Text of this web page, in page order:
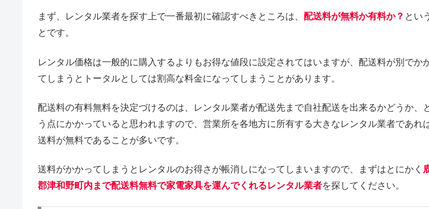
まず、レンタル業者を探す上で一番最初に確認すべきところは、 配送料が無料か有料か？ とい
とです。
レンタル価格は一般的に購入するよりもお得な値段に設定されてはいますが、配送料が別でか
てしまうとトータルとしては割高な料金になってしまうことがあります。
配送料の有料無料を決定づけるのは、レンタル業者が配送先まで自社配送を出来るかどうか、
う点にかかっていると思われますので、営業所を各地方に所有する大きなレンタル業者であれ
送料が無料であることが多いです。
送料がかかってしまうとレンタルのお得さが帳消しになってしまいますので、まずはとにかく
郡津和野町内まで配送料無料で家電家具を運んでくれるレンタル業者を探してください。